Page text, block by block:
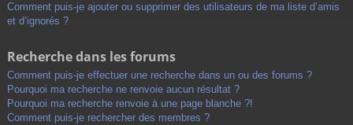
Comment puis-je ajouter ou supprimer des utilisateurs de ma liste d’amis
et d’ignorés ?
Recherche dans les forums
Comment puis-je effectuer une recherche dans un ou des forums ?
Pourquoi ma recherche ne renvoie aucun résultat ?
Pourquoi ma recherche renvoie à une page blanche ?!
Comment puis-je rechercher des membres ?